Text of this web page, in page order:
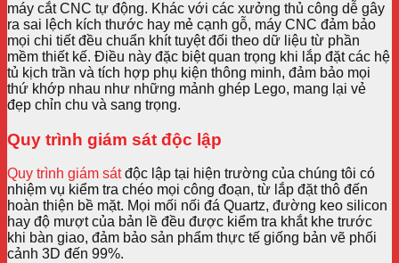
máy cắt CNC tự động. Khác với các xưởng thủ công dễ gây
ra sai lệch kích thước hay mẻ cạnh gỗ, máy CNC đảm bảo
mọi chi tiết đều chuẩn khít tuyệt đối theo dữ liệu từ phần
mềm thiết kế. Điều này đặc biệt quan trọng khi lắp đặt các hệ
tủ kịch trần và tích hợp phụ kiện thông minh, đảm bảo mọi
thứ khớp nhau như những mảnh ghép Lego, mang lại vẻ
đẹp chỉn chu và sang trọng.
Quy trình giám sát độc lập
Quy trình giám sátđộc lập tại hiện trường của chúng tôi có
nhiệm vụ kiểm tra chéo mọi công đoạn, từ lắp đặt thô đến
hoàn thiện bề mặt. Mọi mối nối đá Quartz, đường keo silicon
hay độ mượt của bản lề đều được kiểm tra khắt khe trước
khi bàn giao, đảm bảo sản phẩm thực tế giống bản vẽ phối
cảnh 3D đến 99%.